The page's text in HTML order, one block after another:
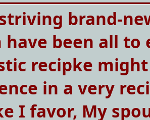
brand-
have been all to
recipke
in a very
I favor, My